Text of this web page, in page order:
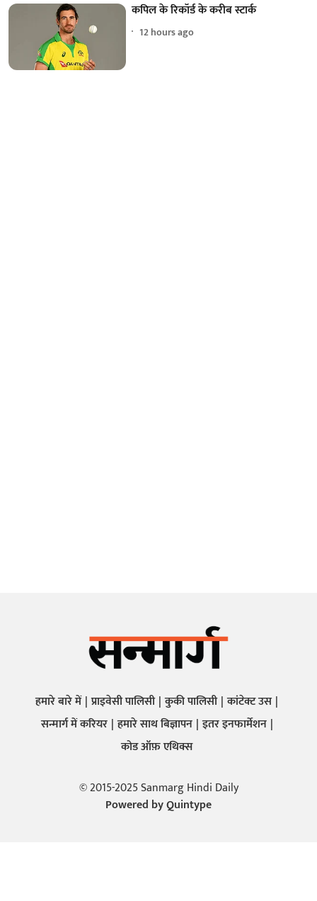
कपिल के रिकॉर्ड के करीब स्टार्क
12 hours ago
हमारे बारे में प्राइवेसी पालिसी कुकी पालिसी कांटेक्ट उस
सन्मार्ग में करियर हमारे साथ बिज्ञापन इतर इनफार्मेशन
कोड ऑफ़ एथिक्स
© 2015-2025 Sanmarg Hindi Daily
Powered byQuintype